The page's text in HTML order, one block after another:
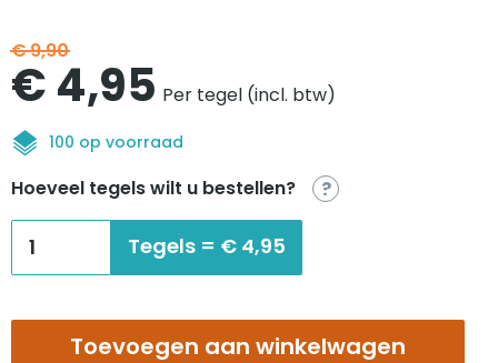
€9,90
Oorspronkelijke
prijs
was:
€9,90.
€4,95Huidige
prijs
is:
€4,95.
Per tegel (incl. btw)
100 op voorraad
Hoeveel tegels wilt u bestellen? ?
Diamond
Tegels = € 4,95
Toevoegen aan winkelwagen